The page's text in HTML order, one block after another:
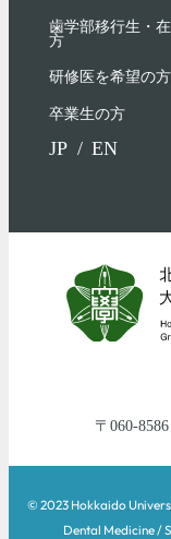
歯学部移行生・
⽅
研修医を希望の方
卒業生の方
JP EN
060-8586
© 2023 Hokkaido
Dental Medicine /